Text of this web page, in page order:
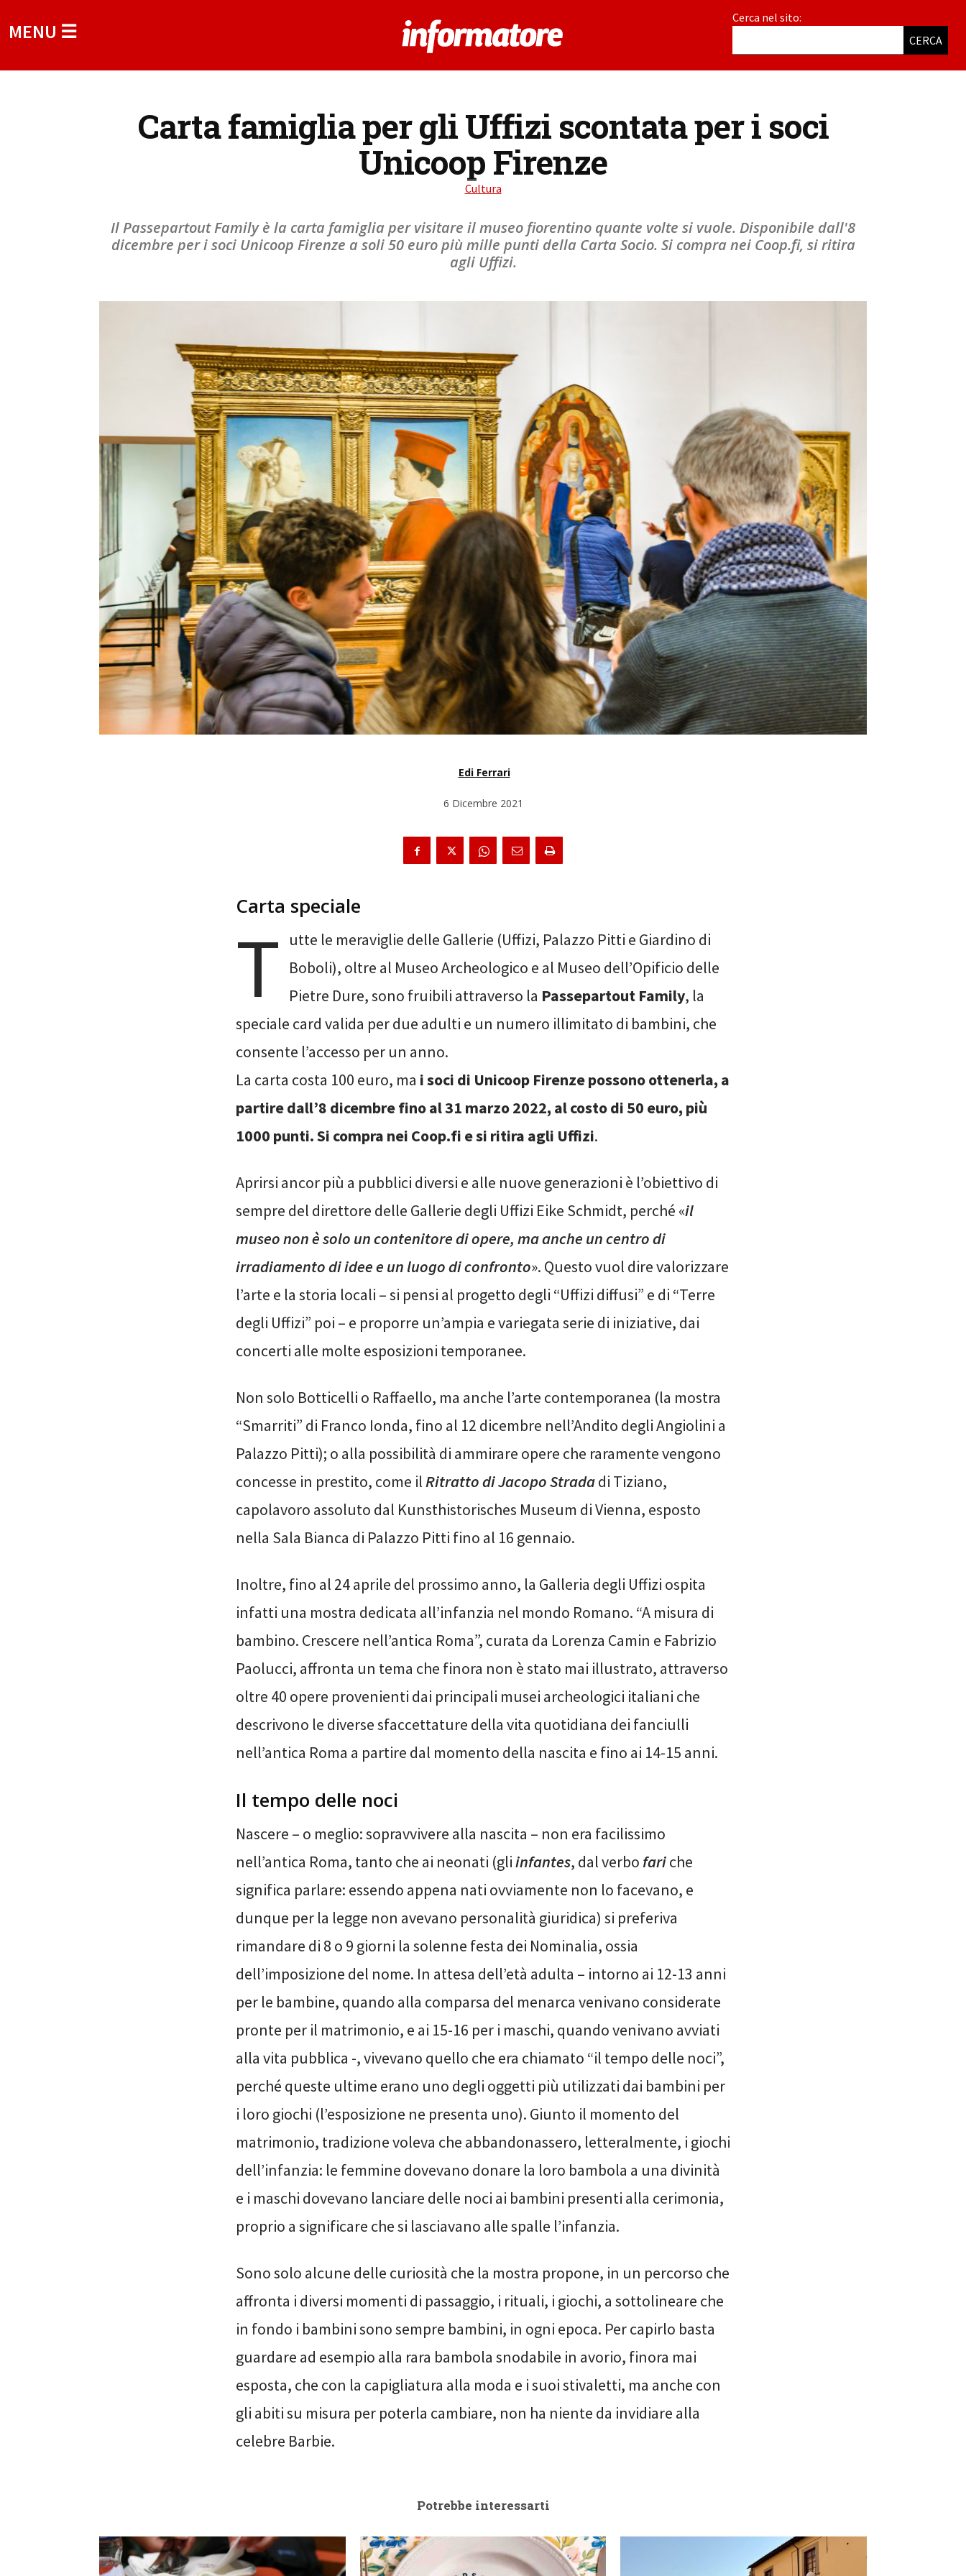
MENU ☰
Cerca nel sito:
CERCA
Carta famiglia per gli Uffizi scontata per i soci
Unicoop Firenze
Cultura
Il Passepartout Family è la carta famiglia per visitare il museo fiorentino quante volte si vuole. Disponibile dall'8
dicembre per i soci Unicoop Firenze a soli 50 euro più mille punti della Carta Socio. Si compra nei Coop.fi, si ritira
agli Uffizi.
Edi Ferrari
6 Dicembre 2021
Carta speciale
T utte le meraviglie delle Gallerie (Uffizi, Palazzo Pitti e Giardino di
Boboli), oltre al Museo Archeologico e al Museo dell’Opificio delle
Pietre Dure, sono fruibili attraverso la Passepartout Family, la
speciale card valida per due adulti e un numero illimitato di bambini, che
consente l’accesso per un anno.
La carta costa 100 euro, ma i soci di Unicoop Firenze possono ottenerla, a
partire dall’8 dicembre fino al 31 marzo 2022, al costo di 50 euro, più
1000 punti. Si compra nei Coop.fi e si ritira agli Uffizi.
Aprirsi ancor più a pubblici diversi e alle nuove generazioni è l’obiettivo di
sempre del direttore delle Gallerie degli Uffizi Eike Schmidt, perché «il
museo non è solo un contenitore di opere, ma anche un centro di
irradiamento di idee e un luogo di confronto». Questo vuol dire valorizzare
l’arte e la storia locali – si pensi al progetto degli “Uffizi diffusi” e di “Terre
degli Uffizi” poi – e proporre un’ampia e variegata serie di iniziative, dai
concerti alle molte esposizioni temporanee.
Non solo Botticelli o Raffaello, ma anche l’arte contemporanea (la mostra
“Smarriti” di Franco Ionda, fino al 12 dicembre nell’Andito degli Angiolini a
Palazzo Pitti); o alla possibilità di ammirare opere che raramente vengono
concesse in prestito, come ilRitratto di Jacopo Stradadi Tiziano,
capolavoro assoluto dal Kunsthistorisches Museum di Vienna, esposto
nella Sala Bianca di Palazzo Pitti fino al 16 gennaio.
Inoltre, fino al 24 aprile del prossimo anno, la Galleria degli Uffizi ospita
infatti una mostra dedicata all’infanzia nel mondo Romano. “A misura di
bambino. Crescere nell’antica Roma”, curata da Lorenza Camin e Fabrizio
Paolucci, affronta un tema che finora non è stato mai illustrato, attraverso
oltre 40 opere provenienti dai principali musei archeologici italiani che
descrivono le diverse sfaccettature della vita quotidiana dei fanciulli
nell’antica Roma a partire dal momento della nascita e fino ai 14-15 anni.
Il tempo delle noci
Nascere – o meglio: sopravvivere alla nascita – non era facilissimo
nell’antica Roma, tanto che ai neonati (gliinfantes, dal verbo fariche
significa parlare: essendo appena nati ovviamente non lo facevano, e
dunque per la legge non avevano personalità giuridica) si preferiva
rimandare di 8 o 9 giorni la solenne festa dei Nominalia, ossia
dell’imposizione del nome. In attesa dell’età adulta – intorno ai 12-13 anni
per le bambine, quando alla comparsa del menarca venivano considerate
pronte per il matrimonio, e ai 15-16 per i maschi, quando venivano avviati
alla vita pubblica -, vivevano quello che era chiamato “il tempo delle noci”,
perché queste ultime erano uno degli oggetti più utilizzati dai bambini per
i loro giochi (l’esposizione ne presenta uno). Giunto il momento del
matrimonio, tradizione voleva che abbandonassero, letteralmente, i giochi
dell’infanzia: le femmine dovevano donare la loro bambola a una divinità
e i maschi dovevano lanciare delle noci ai bambini presenti alla cerimonia,
proprio a significare che si lasciavano alle spalle l’infanzia.
Sono solo alcune delle curiosità che la mostra propone, in un percorso che
affronta i diversi momenti di passaggio, i rituali, i giochi, a sottolineare che
in fondo i bambini sono sempre bambini, in ogni epoca. Per capirlo basta
guardare ad esempio alla rara bambola snodabile in avorio, finora mai
esposta, che con la capigliatura alla moda e i suoi stivaletti, ma anche con
gli abiti su misura per poterla cambiare, non ha niente da invidiare alla
celebre Barbie.
Potrebbe interessarti